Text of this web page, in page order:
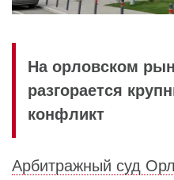
На орловском
разгорается
конфликт
Арбитражный суд